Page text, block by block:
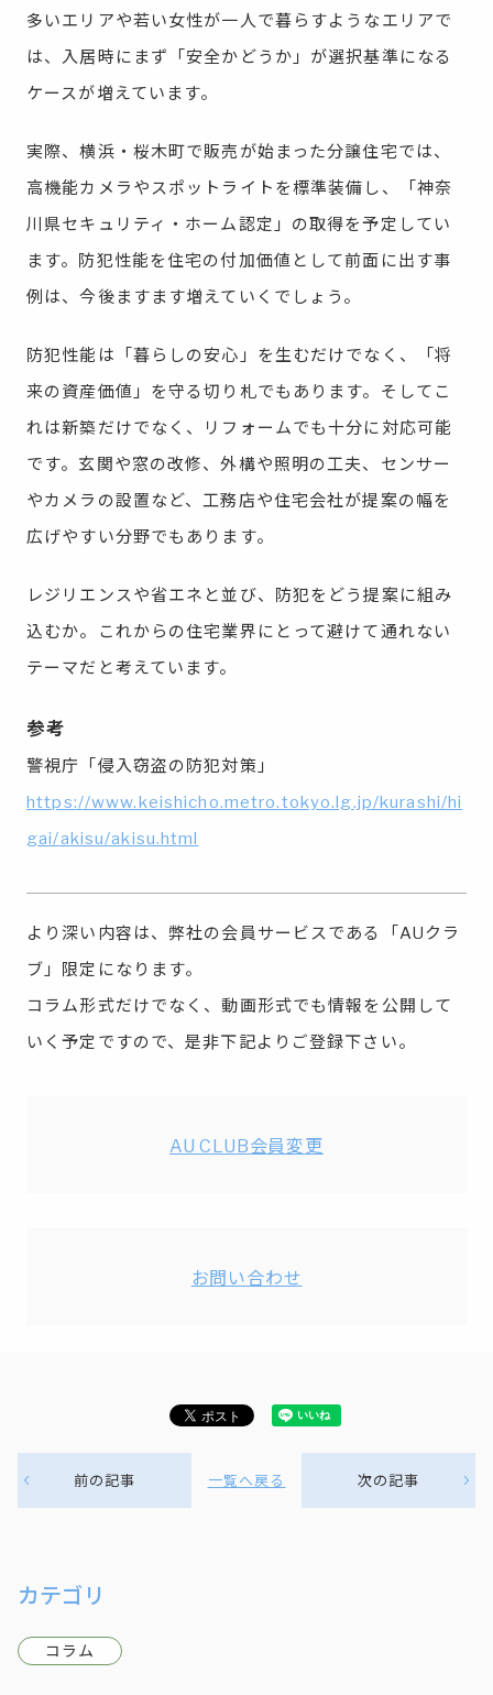
多いエリアや若い女性が一人で暮らすようなエリアで
は、入居時にまず「安全かどうか」が選択基準になる
ケースが増えています。
実際、横浜・桜木町で販売が始まった分譲住宅では、
高機能カメラやスポットライトを標準装備し、「神奈
川県セキュリティ・ホーム認定」の取得を予定してい
ます。防犯性能を住宅の付加価値として前面に出す事
例は、今後ますます増えていくでしょう。
防犯性能は「暮らしの安心」を生むだけでなく、「将
来の資産価値」を守る切り札でもあります。そしてこ
れは新築だけでなく、リフォームでも十分に対応可能
です。玄関や窓の改修、外構や照明の工夫、センサー
やカメラの設置など、工務店や住宅会社が提案の幅を
広げやすい分野でもあります。
レジリエンスや省エネと並び、防犯をどう提案に組み
込むか。これからの住宅業界にとって避けて通れない
テーマだと考えています。
参考
警視庁「侵入窃盗の防犯対策」
https://www.keishicho.metro.tokyo.lg.jp/kurashi/hi
gai/akisu/akisu.html
より深い内容は、弊社の会員サービスである「AUクラ
ブ」限定になります。
コラム形式だけでなく、動画形式でも情報を公開して
いく予定ですので、是非下記よりご登録下さい。
AU CLUB会員変更
お問い合わせ
前の記事 一覧へ戻る 次の記事
カテゴリ
コラム